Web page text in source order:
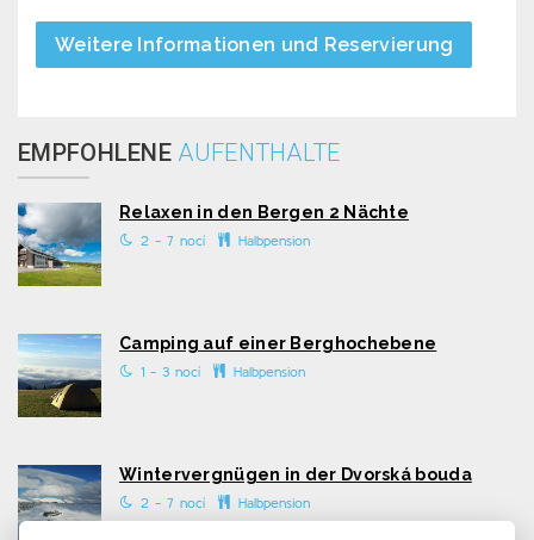
Weitere Informationen und Reservierung
EMPFOHLENE AUFENTHALTE
Relaxen in den Bergen 2 Nächte
2 - 7 nocí Halbpension
Camping auf einer Berghochebene
1 - 3 nocí Halbpension
Wintervergnügen in der Dvorská bouda
2 - 7 nocí Halbpension